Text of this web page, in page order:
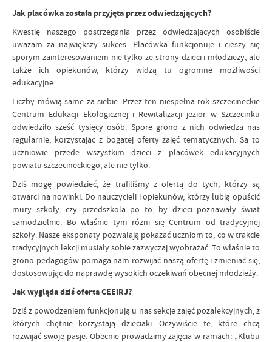
Jak placówka została przyjęta przez odwiedzających?
Kwestię naszego postrzegania przez odwiedzających osobiście
uważam za największy sukces. Placówka funkcjonuje i cieszy się
sporym zainteresowaniem nie tylko ze strony dzieci i młodzieży, ale
także ich opiekunów, którzy widzą tu ogromne możliwości
edukacyjne.
Liczby mówią same za siebie. Przez ten niespełna rok szczecineckie
Centrum Edukacji Ekologicznej i Rewitalizacji jezior w Szczecinku
odwiedziło sześć tysięcy osób. Spore grono z nich odwiedza nas
regularnie, korzystając z bogatej oferty zajęć tematycznych. Są to
uczniowie przede wszystkim dzieci z placówek edukacyjnych
powiatu szczecineckiego, ale nie tylko.
Dziś mogę powiedzieć, że trafiliśmy z ofertą do tych, którzy są
otwarci na nowinki. Do nauczycieli i opiekunów, którzy lubią opuścić
mury szkoły, czy przedszkola po to, by dzieci poznawały świat
samodzielnie. Bo właśnie tym różni się Centrum od tradycyjnej
szkoły. Nasze eksponaty pozwalają pokazać uczniom to, co w trakcie
tradycyjnych lekcji musiały sobie zazwyczaj wyobrażać. To właśnie to
grono pedagogów pomaga nam rozwijać naszą ofertę i zmieniać się,
dostosowując do naprawdę wysokich oczekiwań obecnej młodzieży.
Jak wygląda dziś oferta CEEiRJ?
Dziś z powodzeniem funkcjonują u nas sekcje zajęć pozalekcyjnych, z
których chętnie korzystają dzieciaki. Oczywiście te, które chcą
rozwijać swoje pasje. Obecnie prowadzimy zajęcia w ramach: „Klubu